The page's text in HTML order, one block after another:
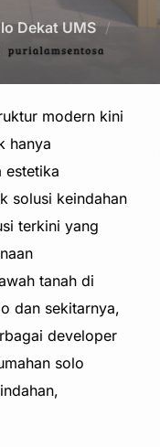
Dekat UMS
modern kini
hanya
estetika
solusi keindahan
terkini yang
tanah di
dan sekitarnya,
developer
solo